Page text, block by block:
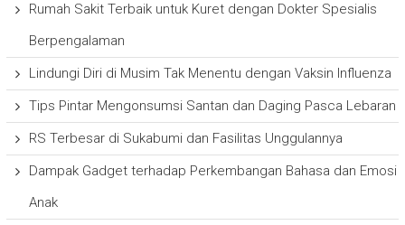
Rumah Sakit Terbaik untuk Kuret dengan Dokter Spesialis
Berpengalaman
Lindungi Diri di Musim Tak Menentu dengan Vaksin Influenza
Tips Pintar Mengonsumsi Santan dan Daging Pasca Lebaran
RS Terbesar di Sukabumi dan Fasilitas Unggulannya
Dampak Gadget terhadap Perkembangan Bahasa dan Emosi
Anak